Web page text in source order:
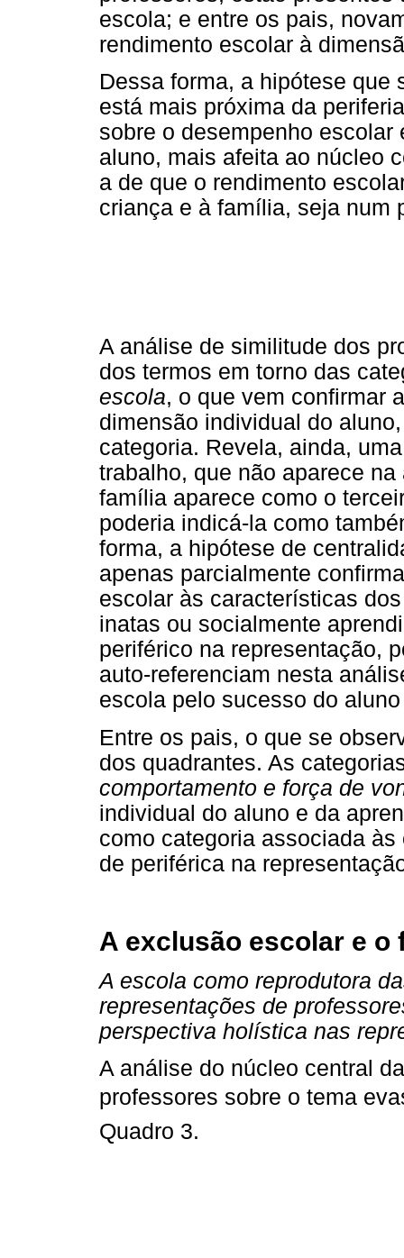
escola; e entre os pais,
rendimento escolar à
Dessa forma, a hipótese que
está mais próxima da
sobre o desempenho
aluno, mais afeita ao núcleo
a de que o rendimento
criança e à família, seja num
A análise de similitude dos
dos termos em torno das
escola, o que vem confirmar
dimensão individual do
categoria. Revela, ainda,
trabalho, que não aparece
família aparece como o
poderia indicá-la como
forma, a hipótese de
apenas parcialmente
escolar às características
inatas ou socialmente
periférico na representação,
auto-referenciam nesta
escola pelo sucesso do
Entre os pais, o que se
dos quadrantes. As
comportamento e força de
individual do aluno e da
como categoria associada
de periférica na
A exclusão escolar e o
A escola como reprodutora
representações de
perspectiva holística nas
A análise do núcleo central
professores sobre o tema
Quadro 3.